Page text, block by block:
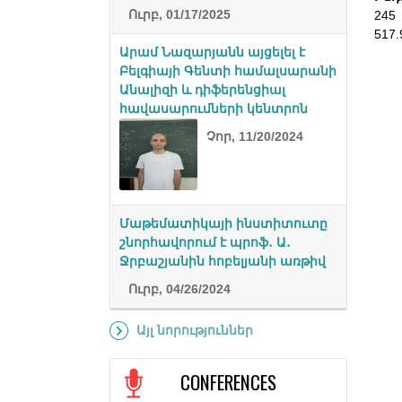
245
Ուրբ, 01/17/2025
Արամ Նազարյանն այցելել է
Բելգիայի Գենտի համալսարանի
Անալիզի և դիֆերենցիալ
հավասարումների կենտրոն
Չոր, 11/20/2024
Մաթեմատիկայի ինստիտուտը
շնորհավորում է պրոֆ․ Ա․
Ջրբաշյանին հոբելյանի առթիվ
Ուրբ, 04/26/2024
Այլ նորություններ
CONFERENCES